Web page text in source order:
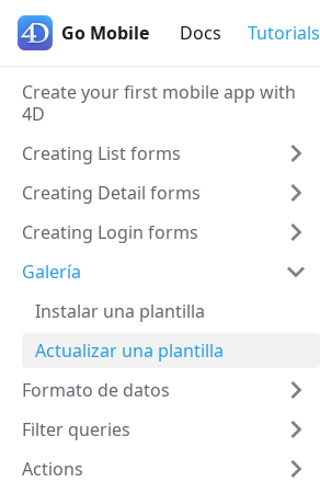
Go Mobile Docs Tutorials
Go Mobile
Create your first mobile app with
4D
Creating List forms
Creating Detail forms
Creating Login forms
Galería
Instalar una plantilla
Actualizar una plantilla
Formato de datos
Filter queries
Actions